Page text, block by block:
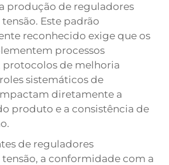
produção de reguladores
Este padrão
reconhecido exige que os
processos
de melhoria
sistemáticos de
diretamente a
produto e a consistência de
de reguladores
a conformidade com a